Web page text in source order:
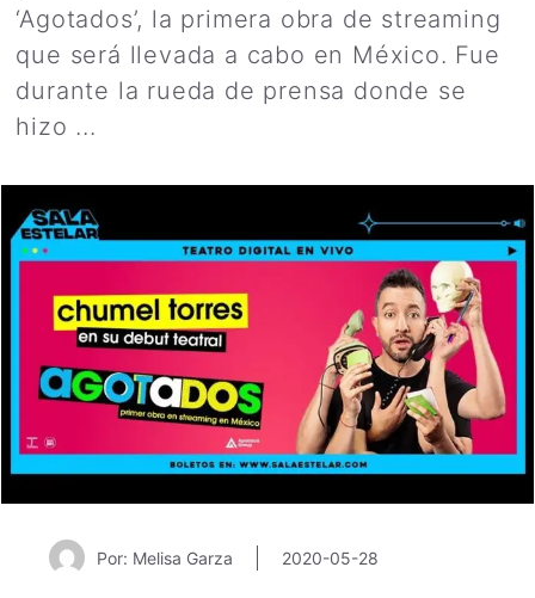
‘Agotados’, la primera obra de streaming
que será llevada a cabo en México. Fue
durante la rueda de prensa donde se
hizo ...
Por: Melisa Garza 2020-05-28